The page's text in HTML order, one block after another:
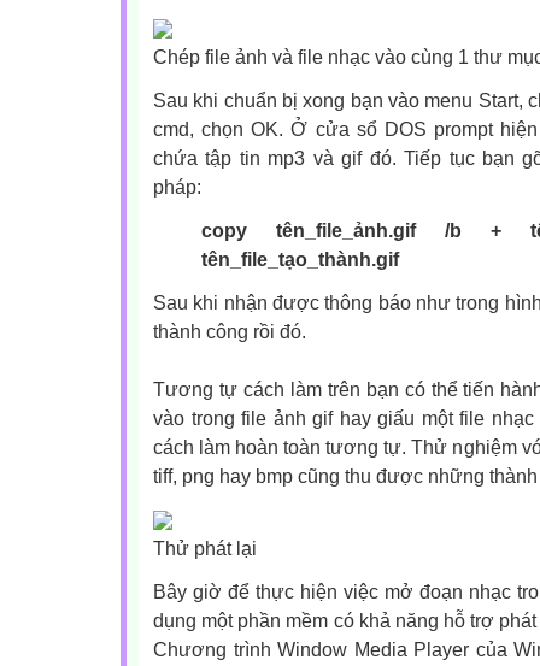
Chép file ảnh và file nhạc vào cùng 1 thư
Sau khi chuẩn bị xong bạn vào menu Start,
cmd, chọn OK. Ở cửa sổ DOS prompt
chứa tập tin mp3 và gif đó. Tiếp tục bạn
pháp:
copy tên_file_ảnh.gif /b +
tên_file_tạo_thành.gif
Sau khi nhận được thông báo như trong
thành công rồi đó.
Tương tự cách làm trên bạn có thể tiến
vào trong file ảnh gif hay giấu một file
cách làm hoàn toàn tương tự. Thử nghiệm
tiff, png hay bmp cũng thu được những
Thử phát lại
Bây giờ để thực hiện việc mở đoạn nhạc
dụng một phần mềm có khả năng hỗ trợ
Chương trình Window Media Player của